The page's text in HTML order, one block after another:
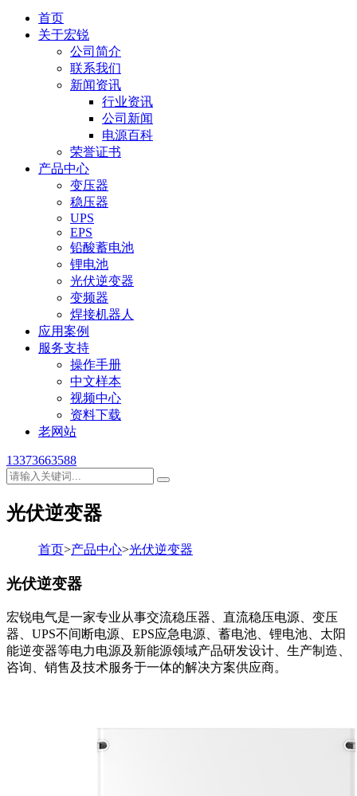
首页
关于宏锐
公司简介
联系我们
新闻资讯
行业资讯
公司新闻
电源百科
荣誉证书
产品中心
变压器
稳压器
UPS
EPS
铅酸蓄电池
锂电池
光伏逆变器
变频器
焊接机器人
应用案例
服务支持
操作手册
中文样本
视频中心
资料下载
老网站
13373663588
光伏逆变器
首页>产品中心>光伏逆变器
光伏逆变器
宏锐电气是一家专业从事交流稳压器、直流稳压电源、变压
器、UPS不间断电源、EPS应急电源、蓄电池、锂电池、太阳
能逆变器等电力电源及新能源领域产品研发设计、生产制造、
咨询、销售及技术服务于一体的解决方案供应商。